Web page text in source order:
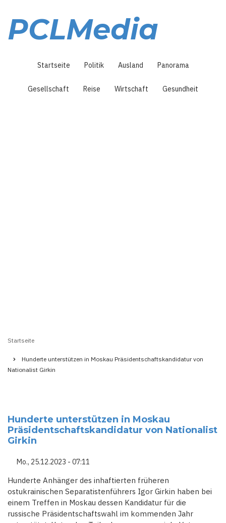
Inhalt
PCLMedia
Startseite Politik Ausland Panorama
Gesellschaft Reise Wirtschaft Gesundheit
Startseite
Hunderte unterstützen in Moskau Präsidentschaftskandidatur von
Nationalist Girkin
Hunderte unterstützen in Moskau
Präsidentschaftskandidatur von Nationalist
Girkin
Mo., 25.12.2023 - 07:11
Hunderte Anhänger des inhaftierten früheren
ostukrainischen Separatistenführers Igor Girkin haben bei
einem Treffen in Moskau dessen Kandidatur für die
russische Präsidentschaftswahl im kommenden Jahr